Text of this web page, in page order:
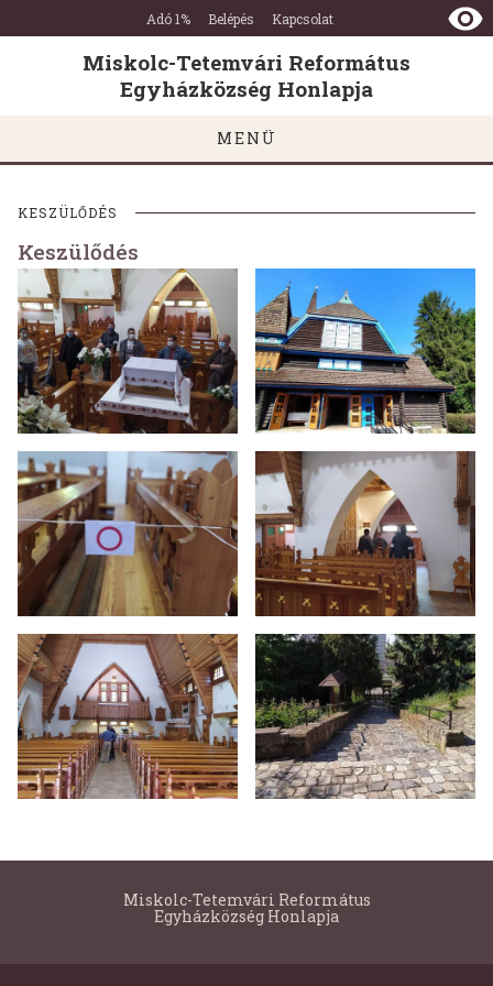
Miskolc-
Tetemvári
Református
Egyházközség
Honlapja
Ugrás a tartalomra
Ugrás a láblécre
Adó 1% Belépés Kapcsolat
Miskolc-Tetemvári Református
Egyházközség Honlapja
MENÜ
KESZÜLŐDÉS
Keszülődés
Miskolc-Tetemvári Református
Egyházközség Honlapja